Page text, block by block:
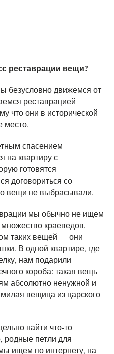
реставрации вещи?
безусловно движемся от
реставрацией
что они в исторической
место.
спасением —
на квартиру с
готовятся
договориться со
вещи не выбрасывали.
мы обычно не ищем
краеведов,
таких вещей — они
В одной квартире, где
нам подарили
короба: такая вещь
абсолютно ненужной и
вещица из царского
найти что-то
родные петли для
ищем по интернету, на